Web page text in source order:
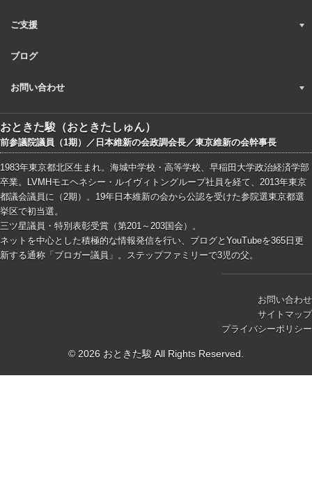
ご支援
ブログ
お問い合わせ
おときた駿（おときたしゅん）
前参議院議員（1期）／日本維新の会政調会長／東京維新の会幹事長
1983年東京都北区生まれ。海城中学校・高等学校、早稲田大学政治経済学部
卒業。LVMHモエヘネシー・ルイヴィトングループ社員を経て、2013年東京
都議会議員に（2期）。19年日本維新の会から公認を受けた参院選東京都選
挙区で初当選。
三ツ星議員・特別表彰受賞（第201～203国会）。
ネットを中心とした積極的な情報発信を行い、ブログとYouTubeを365日更
新する通称「ブロガー議員」。ステップファミリーで3児の父。
お問い合わせ
サイトマップ
プライバシーポリシー
© 2026 おときた駿 All Rights Reserved.